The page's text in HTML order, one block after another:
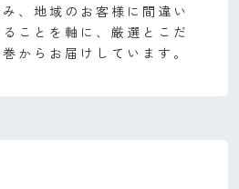
、地域のお客様に間違い
ことを軸に、厳選とこだ
からお届けしています。